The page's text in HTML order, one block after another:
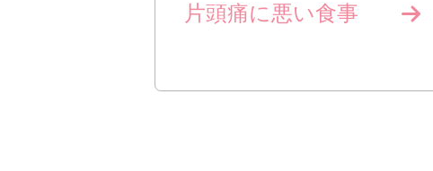
片頭痛に悪い食事